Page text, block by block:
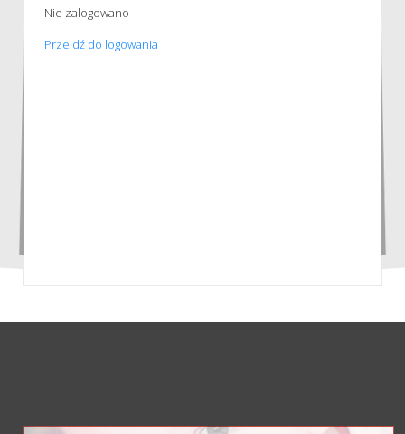
Nie zalogowano
Przejdź do logowania